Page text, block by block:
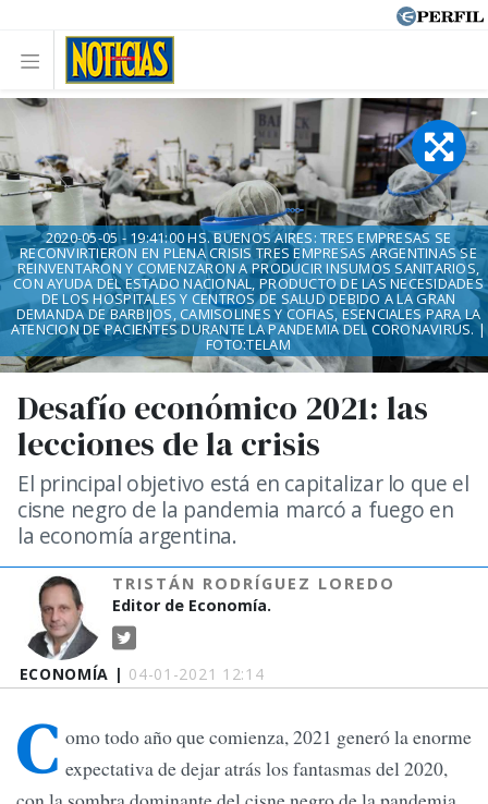
ECONOMÍA | 04-01-2021 12:14
Desafío económico 2021: las
lecciones de la crisis
El principal objetivo está en capitalizar lo que el
cisne negro de la pandemia marcó a fuego en
la economía argentina.
TRISTÁN RODRÍGUEZ LOREDO
Editor de Economía.
2020-05-05 - 19:41:00 HS. BUENOS AIRES: TRES EMPRESAS SE
RECONVIRTIERON EN PLENA CRISIS TRES EMPRESAS ARGENTINAS SE
REINVENTARON Y COMENZARON A PRODUCIR INSUMOS SANITARIOS,
CON AYUDA DEL ESTADO NACIONAL, PRODUCTO DE LAS NECESIDADES
DE LOS HOSPITALES Y CENTROS DE SALUD DEBIDO A LA GRAN
DEMANDA DE BARBIJOS, CAMISOLINES Y COFIAS, ESENCIALES PARA LA
ATENCION DE PACIENTES DURANTE LA PANDEMIA DEL CORONAVIRUS. |
FOTO:TELAM
C omo todo año que comienza, 2021 generó la enorme
expectativa de dejar atrás los fantasmas del 2020,